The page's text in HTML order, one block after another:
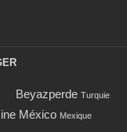
Beyazperde Turquie
México Mexique